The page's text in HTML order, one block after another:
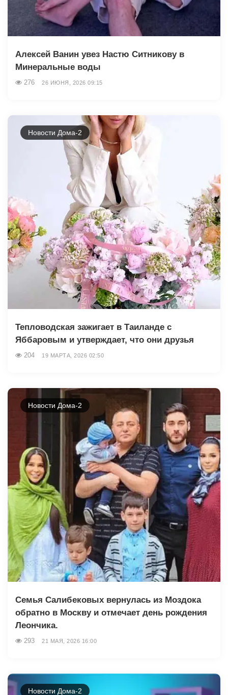
Алексей Ванин увез Настю Ситникову в
Минеральные воды
276 26 ИЮНЯ, 2026 09:15
Новости Дома-2
Тепловодская зажигает в Таиланде с
Яббаровым и утверждает, что они друзья
204 19 МАРТА, 2026 02:50
Новости Дома-2
Семья Салибековых вернулась из Моздока
обратно в Москву и отмечает день рождения
Леончика.
293 21 МАЯ, 2026 16:00
Новости Дома-2